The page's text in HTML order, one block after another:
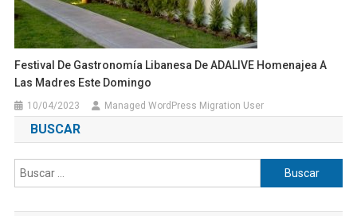
Festival De Gastronomía Libanesa De ADALIVE Homenajea A
Las Madres Este Domingo
10/04/2023 Managed WordPress Migration User
BUSCAR
Buscar: